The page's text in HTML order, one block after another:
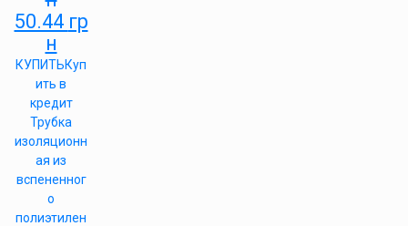
50.44 гр
н
КУПИТЬКуп
ить в
кредит
Трубка
изоляционн
ая из
вспененног
о
полиэтилен